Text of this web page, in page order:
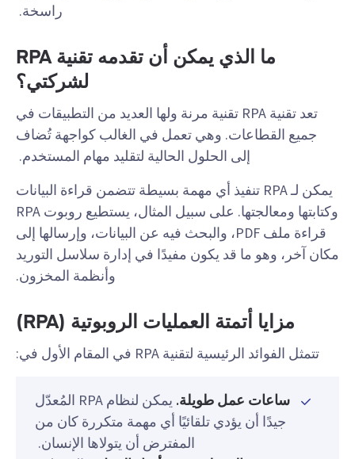
راسخة.
ما الذي يمكن أن تقدمه تقنية RPA
لشركتي؟
تعد تقنية RPA تقنية مرنة ولها العديد من التطبيقات في
جميع القطاعات. وهي تعمل في الغالب كواجهة تُضاف
إلى الحلول الحالية لتقليد مهام المستخدم.
يمكن لـ RPA تنفيذ أي مهمة بسيطة تتضمن قراءة البيانات
وكتابتها ومعالجتها. على سبيل المثال، يستطيع روبوت RPA
قراءة ملف PDF، والبحث فيه عن البيانات، وإرسالها إلى
مكان آخر، وهو ما قد يكون مفيدًا في إدارة سلاسل التوريد
وأنظمة المخزون.
مزايا أتمتة العمليات الروبوتية (RPA)
تتمثل الفوائد الرئيسية لتقنية RPA في المقام الأول في:
ساعات عمل طويلة.
يمكن لنظام RPA المُعدّل
جيدًا أن يؤدي تلقائيًا أي مهمة متكررة كان من
المفترض أن يتولاها الإنسان.